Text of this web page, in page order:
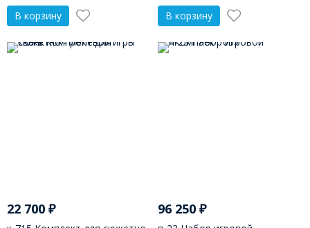
В корзину В корзину
22 700 ₽ 96 250₽